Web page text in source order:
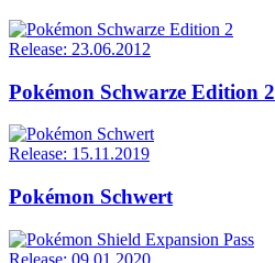
Release: 23.06.2012
Pokémon Schwarze Edition 2
Release: 15.11.2019
Pokémon Schwert
Release: 09.01.2020